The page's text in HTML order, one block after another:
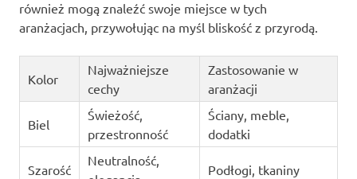
również mogą znaleźć swoje miejsce w tych
aranżacjach, przywołując na myśl bliskość z przyrodą.
Kolor
Najważniejsze
cechy
Zastosowanie w
aranżacji
Biel
Świeżość,
przestronność
Ściany, meble,
dodatki
Szarość
Neutralność,
Podłogi, tkaniny